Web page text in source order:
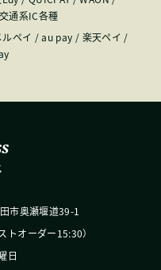
通系IC各種
ペイ / au pay / 楽天ペイ /
市奥瀬堰道39-1
オーダー15:30）
日